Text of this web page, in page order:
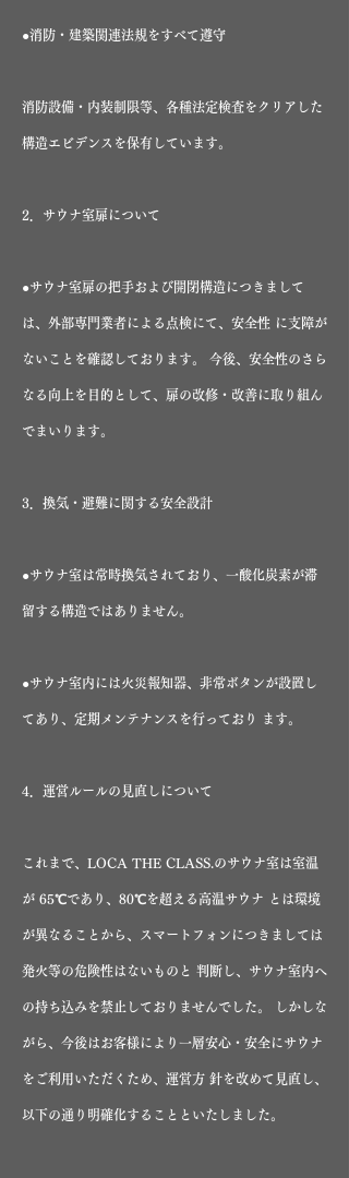
●消防・建築関連法規をすべて遵守
消防設備・内装制限等、各種法定検査をクリアした
構造エビデンスを保有しています。
2．サウナ室扉について
●サウナ室扉の把手および開閉構造につきまして
は、外部専門業者による点検にて、安全性 に支障が
ないことを確認しております。 今後、安全性のさら
なる向上を目的として、扉の改修・改善に取り組ん
でまいります。
3．換気・避難に関する安全設計
●サウナ室は常時換気されており、一酸化炭素が滞
留する構造ではありません。
●サウナ室内には火災報知器、非常ボタンが設置し
てあり、定期メンテナンスを行っており ます。
4．運営ルールの見直しについて
これまで、LOCA THE CLASS.のサウナ室は室温
が 65℃であり、80℃を超える高温サウナ とは環境
が異なることから、スマートフォンにつきましては
発火等の危険性はないものと 判断し、サウナ室内へ
の持ち込みを禁止しておりませんでした。 しかしな
がら、今後はお客様により一層安心・安全にサウナ
をご利用いただくため、運営方 針を改めて見直し、
以下の通り明確化することといたしました。